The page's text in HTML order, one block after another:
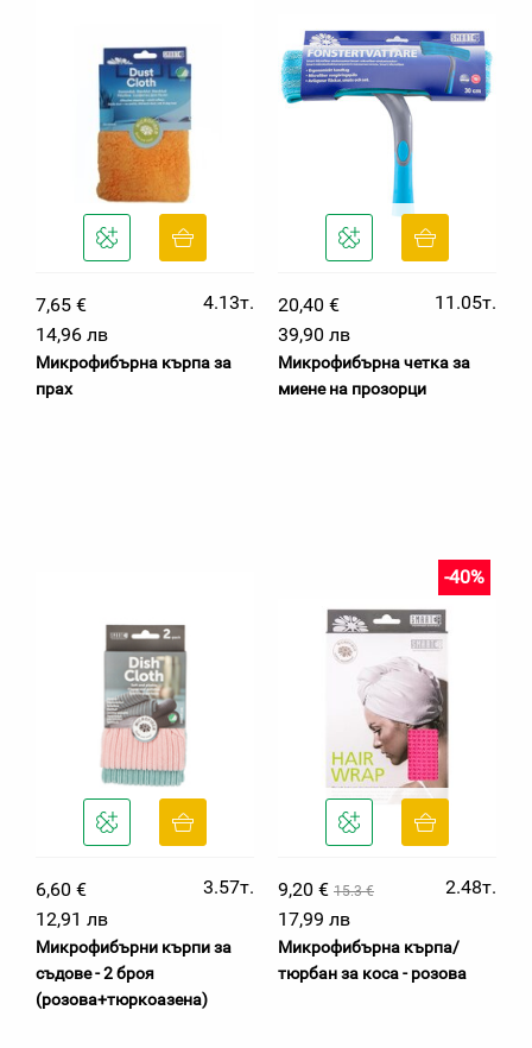
7,65 €
4.13т.
14,96 лв
Микрофибърна кърпа за
прах
20,40 €
11.05т.
39,90 лв
Микрофибърна четка за
миене на прозорци
6,60 €
3.57т.
12,91 лв
Микрофибърни кърпи за
съдове - 2 броя
(розова+тюркоазена)
9,20 € 15.3 €
-40%
2.48т.
17,99 лв
Микрофибърна кърпа/
тюрбан за коса - розова